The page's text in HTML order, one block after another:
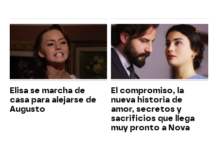
Elisa se marcha de
casa para alejarse de
Augusto
El compromiso, la
nueva historia de
amor, secretos y
sacrificios que llega
muy pronto a Nova